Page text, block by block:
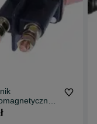
-
JCB
250,- netto